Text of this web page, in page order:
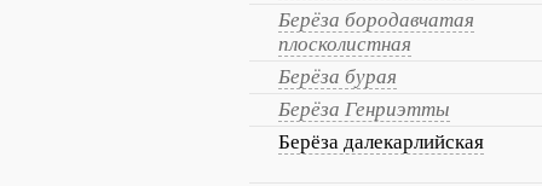
Берёза бородавчатая
плосколистная
Берёза бурая
Берёза Генриэтты
Берёза далекарлийская